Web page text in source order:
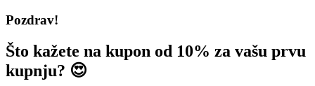
Pozdrav!
Što kažete na kupon od 10% za vašu prvu
kupnju? 😍